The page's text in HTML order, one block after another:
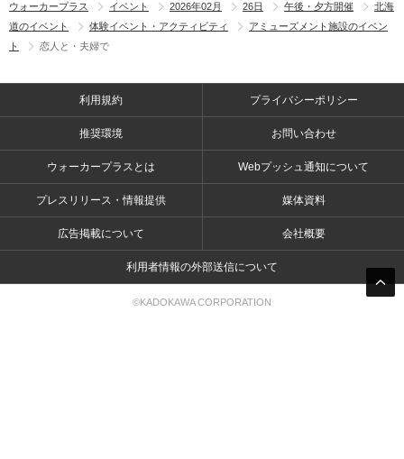
ウォーカープラス イベント 2026年02月 26日 午後・夕方開催
北海
道のイベント
体験イベント・アクティビティ
アミューズメント施設のイベン
ト
恋人と・夫婦で
利用規約 プライバシーポリシー
推奨環境 お問い合わせ
ウォーカープラスとは Webプッシュ通知について
プレスリリース・情報提供 媒体資料
広告掲載について 会社概要
利用者情報の外部送信について
©KADOKAWA CORPORATION